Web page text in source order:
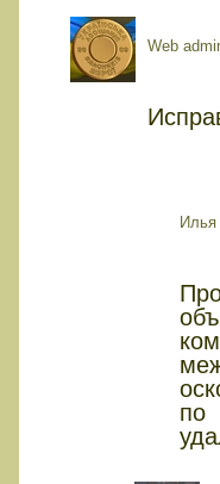
Web
по